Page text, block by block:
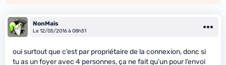
NonMais
Le 12/05/2016 à 08h51
oui surtout que c’est par propriétaire de la connexion, donc si
tu as un foyer avec 4 personnes, ça ne fait qu’un pour l’envoi